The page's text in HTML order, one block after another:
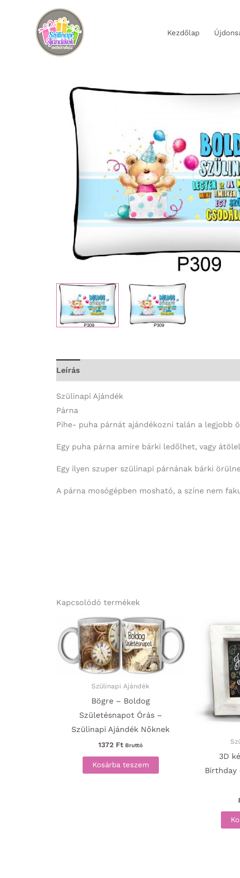
Kezdőlap
Leírás
Szülinapi Ajándék
Párna
Pihe- puha párnát ajándékozni talán a legjobb
Egy puha párna amire bárki ledőlhet, vagy
Egy ilyen szuper szülinapi párnának bárki
A párna mosógépben mosható, a színe nem
Kapcsolódó termékek
Szülinapi Ajándék
Bögre – Boldog
Születésnapot Órás –
Szülinapi Ajándék Nőknek
1372 Ft Bruttó
Kosárba teszem
3D
Birthday